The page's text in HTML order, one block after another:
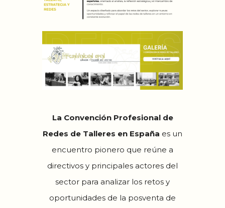
La Convención Profesional de
Redes de Talleres en España es un
encuentro pionero que reúne a
directivos y principales actores del
sector para analizar los retos y
oportunidades de la posventa de